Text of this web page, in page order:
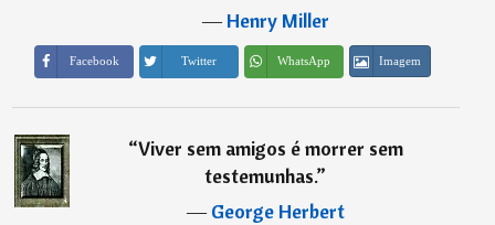
―Henry Miller
Facebook Twitter WhatsApp Imagem
“Viver sem amigos é morrer sem
testemunhas.”
―George Herbert